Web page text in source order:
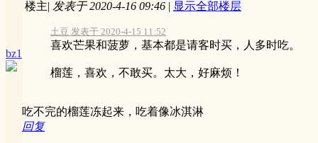
bz1
楼主| 发表于 2020-4-16 09:46 | 显示全部楼层
土豆 发表于 2020-4-15 11:52
喜欢芒果和菠萝，基本都是请客时买，人多时吃。
榴莲，喜欢，不敢买。太大，好麻烦！
吃不完的榴莲冻起来，吃着像冰淇淋
回复